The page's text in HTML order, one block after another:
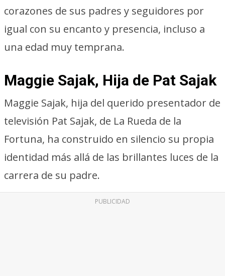
corazones de sus padres y seguidores por
igual con su encanto y presencia, incluso a
una edad muy temprana.
Maggie Sajak, Hija de Pat Sajak
Maggie Sajak, hija del querido presentador de
televisión Pat Sajak, de La Rueda de la
Fortuna, ha construido en silencio su propia
identidad más allá de las brillantes luces de la
carrera de su padre.
PUBLICIDAD